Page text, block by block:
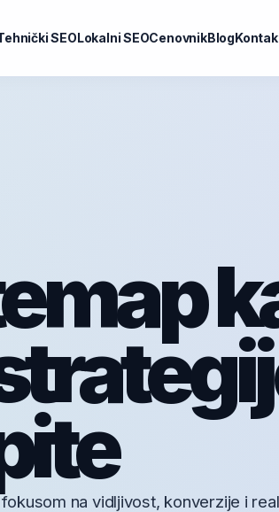
SEOLokalni SEOCenovnikBlog
na vidljivost, konverzije i